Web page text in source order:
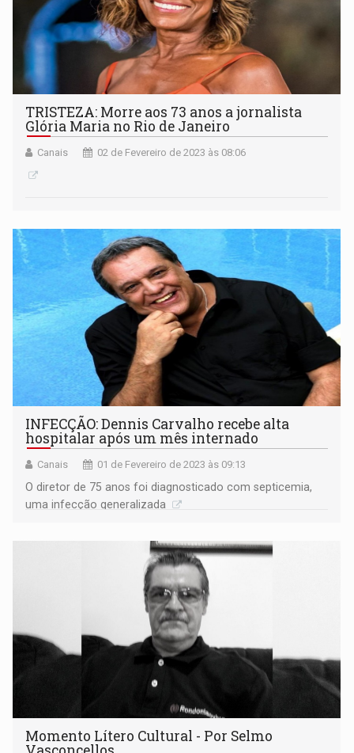
TRISTEZA: Morre aos 73 anos a jornalista
Glória Maria no Rio de Janeiro
Canais 02 de Fevereiro de 2023 às 08:06
INFECÇÃO: Dennis Carvalho recebe alta
hospitalar após um mês internado
Canais 01 de Fevereiro de 2023 às 09:13
O diretor de 75 anos foi diagnosticado com septicemia,
uma infecção generalizada
Momento Lítero Cultural - Por Selmo